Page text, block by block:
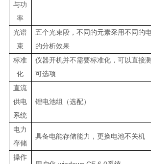
与功
率
光谱
束
五个光束段，不同的元素采用不同的
的分析效果
标准
化
仪器开机并不需要标准化，可以直接
可选项
直流
供电
系统
锂电池组（选配）
电力
存储
具备电能存储能力，更换电池不关机
操作